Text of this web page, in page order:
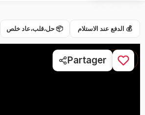
📦 حل،قلب،عاد خلص 💰 الدفع عند الاستلام
1 / 2
Partager